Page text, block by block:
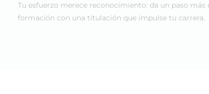
Tu esfuerzo merece reconocimiento: da un paso más
formación con una titulación que impulse tu carrera.